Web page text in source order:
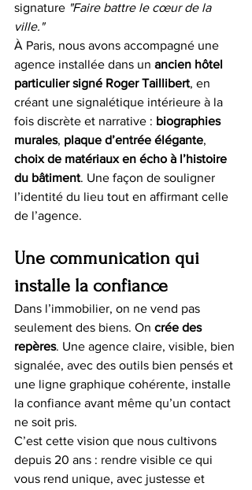
signature "Faire battre le cœur de la
ville."
À Paris, nous avons accompagné une
agence installée dans un ancien hôtel
particulier signé Roger Taillibert, en
créant une signalétique intérieure à la
fois discrète et narrative : biographies
murales, plaque d’entrée élégante,
choix de matériaux en écho à l’histoire
du bâtiment. Une façon de souligner
l’identité du lieu tout en affirmant celle
de l’agence.
Une communication qui
installe la confiance
Dans l’immobilier, on ne vend pas
seulement des biens. On crée des
repères. Une agence claire, visible, bien
signalée, avec des outils bien pensés et
une ligne graphique cohérente, installe
la confiance avant même qu’un contact
ne soit pris.
C’est cette vision que nous cultivons
depuis 20 ans : rendre visible ce qui
vous rend unique, avec justesse et